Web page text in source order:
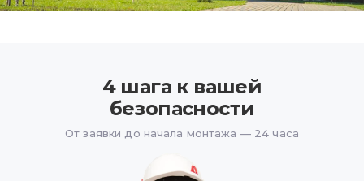
4 шага к вашей
безопасности
От заявки до начала монтажа — 24 часа